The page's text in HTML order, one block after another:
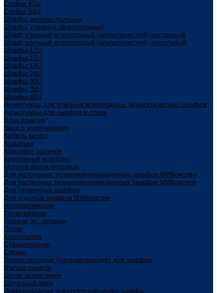
Стойки 47U
Стойки 54U
Шкафы антивандальные
Шкафы уличные (всепогодные)
Шкаф уличный всепогодный (климатический) настенный
Шкаф уличный всепогодный (климатический) напольный
Шкафы 12U
Шкафы 15U
Шкафы 18U
Шкафы 24U
Шкафы 30U
Шкафы 36U
Шкафы 42U
Аксессуары для уличных всепогодных (климатических) шкафов
Аксессуары для шкафов и стоек
Блок розеток
Ввод с уплотнением
Кабель канал
Козырьки
Комплект роликов
Крепежный комплект
Модули вентиляторные
Для напольных телекоммуникационных шкафов МИКсистем
Для настенных телекоммуникационных шкафов МИКсистем
Для серверных шкафов
Для уличных шкафов МИКсистем
Направляющие
Органайзеры
Панели эл. питания
Полки
Консольная
Стационарная
Стенки
Уголки опорные (направляющие) для шкафов
Фальш-панели
Шина заземления
Щеточный ввод
Универсальные электротехнические шкафы